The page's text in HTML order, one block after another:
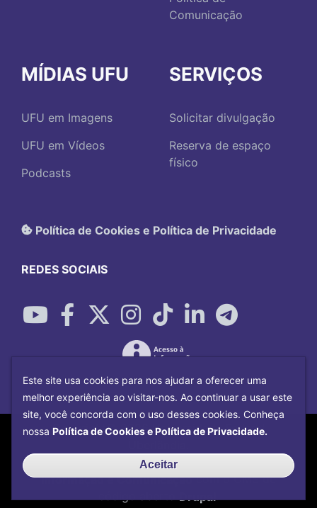
Comunicação
MÍDIAS UFU
UFU em Imagens
UFU em Vídeos
Podcasts
SERVIÇOS
Solicitar divulgação
Reserva de espaço
físico
Política de Cookies e Política de Privacidade
REDES SOCIAIS
Copyright©2026Universidade Federal
Centro de Tecnologia da
Informação e Comunicaçãocom o CMS de
código aberto
Drupal
Este site usa cookies para nos ajudar a oferecer uma
melhor experiência ao visitar-nos. Ao continuar a usar este
site, você concorda com o uso desses cookies. Conheça
nossa Política de Cookies e Política de Privacidade.
Aceitar